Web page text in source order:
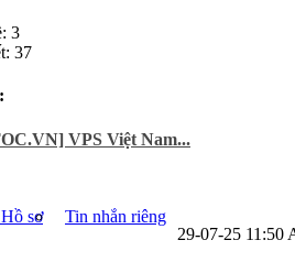
3
37
VPS Việt Nam...
sơ
Tin nhắn riêng
29-07-25 11:50